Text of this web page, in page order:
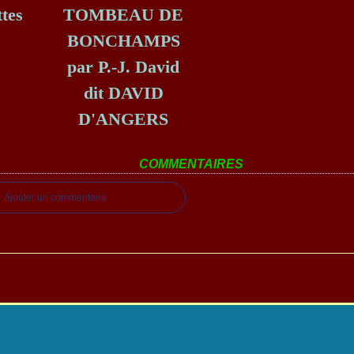
TOMBEAU DE
BONCHAMPS
par P.-J. David
dit DAVID
D'ANGERS
COMMENTAIRES
Ajouter un commentaire